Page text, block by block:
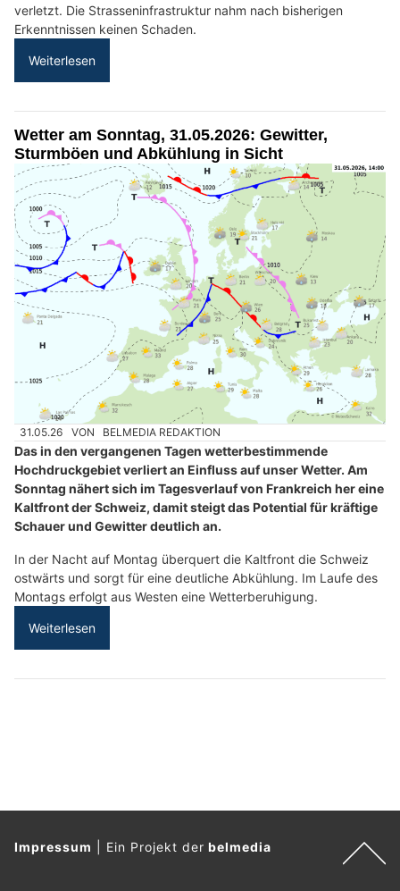
verletzt. Die Strasseninfrastruktur nahm nach bisherigen
Erkenntnissen keinen Schaden.
Weiterlesen
Wetter am Sonntag, 31.05.2026: Gewitter,
Sturmböen und Abkühlung in Sicht
31.05.26 VON BELMEDIA REDAKTION
Das in den vergangenen Tagen wetterbestimmende
Hochdruckgebiet verliert an Einfluss auf unser Wetter. Am
Sonntag nähert sich im Tagesverlauf von Frankreich her eine
Kaltfront der Schweiz, damit steigt das Potential für kräftige
Schauer und Gewitter deutlich an.
In der Nacht auf Montag überquert die Kaltfront die Schweiz
ostwärts und sorgt für eine deutliche Abkühlung. Im Laufe des
Montags erfolgt aus Westen eine Wetterberuhigung.
Weiterlesen
Impressum Ein Projekt derbelmedia